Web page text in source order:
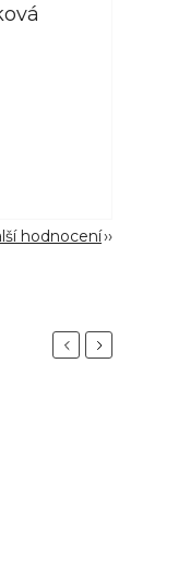
hodnocení
Previous
Next